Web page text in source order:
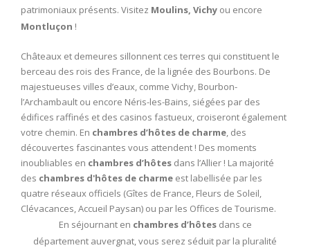
patrimoniaux présents. Visitez Moulins, Vichy ou encore
Montluçon !
Châteaux et demeures sillonnent ces terres qui constituent le
berceau des rois des France, de la lignée des Bourbons. De
majestueuses villes d’eaux, comme Vichy, Bourbon-
l’Archambault ou encore Néris-les-Bains, siégées par des
édifices raffinés et des casinos fastueux, croiseront également
votre chemin. En chambres d’hôtes de charme , des
découvertes fascinantes vous attendent ! Des moments
inoubliables en chambres d’hôtes dans l’Allier ! La majorité
des chambres d'hôtes de charme est labellisée par les
quatre réseaux officiels (Gîtes de France, Fleurs de Soleil,
Clévacances, Accueil Paysan) ou par les Offices de Tourisme.
En séjournant en chambres d’hôtesdans ce
département auvergnat, vous serez séduit par la pluralité